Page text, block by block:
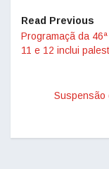
Read Previous
Programaçã da
11 e 12 inclui
Suspensão